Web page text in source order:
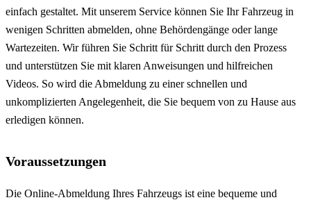
einfach gestaltet. Mit unserem Service können Sie Ihr Fahrzeug in
wenigen Schritten abmelden, ohne Behördengänge oder lange
Wartezeiten. Wir führen Sie Schritt für Schritt durch den Prozess
und unterstützen Sie mit klaren Anweisungen und hilfreichen
Videos. So wird die Abmeldung zu einer schnellen und
unkomplizierten Angelegenheit, die Sie bequem von zu Hause aus
erledigen können.
Voraussetzungen
Die Online-Abmeldung Ihres Fahrzeugs ist eine bequeme und